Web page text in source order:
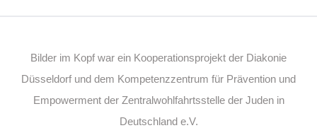
Bilder im Kopf war ein Kooperationsprojekt der Diakonie
Düsseldorf und dem Kompetenzzentrum für Prävention und
Empowerment der Zentralwohlfahrtsstelle der Juden in
Deutschland e.V.